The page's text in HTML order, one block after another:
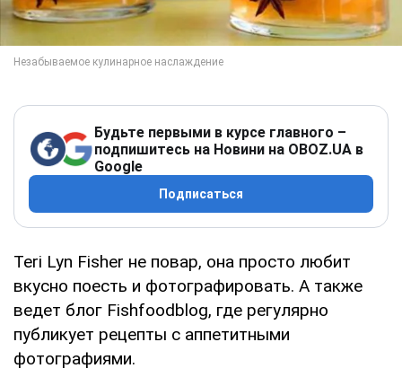
Будьте первыми в курсе главного –
подпишитесь на Новини на OBOZ.UA в
Google
Подписаться
Teri Lyn Fisher не повар, она просто любит
вкусно поесть и фотографировать. А также
ведет блог Fishfoodblog, где регулярно
публикует рецепты с аппетитными
фотографиями.